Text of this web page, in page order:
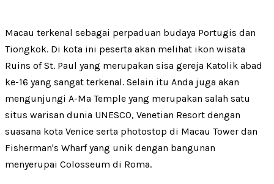
Macau terkenal sebagai perpaduan budaya Portugis dan
Tiongkok. Di kota ini peserta akan melihat ikon wisata
Ruins of St. Paul yang merupakan sisa gereja Katolik abad
ke-16 yang sangat terkenal. Selain itu Anda juga akan
mengunjungi A-Ma Temple yang merupakan salah satu
situs warisan dunia UNESCO, Venetian Resort dengan
suasana kota Venice serta photostop di Macau Tower dan
Fisherman's Wharf yang unik dengan bangunan
menyerupai Colosseum di Roma.